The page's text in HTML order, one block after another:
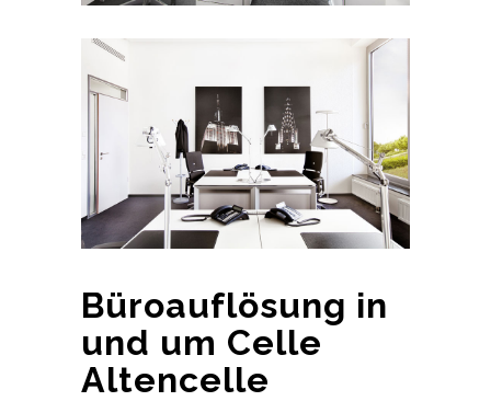
Büroauflösung in
und um Celle
Altencelle